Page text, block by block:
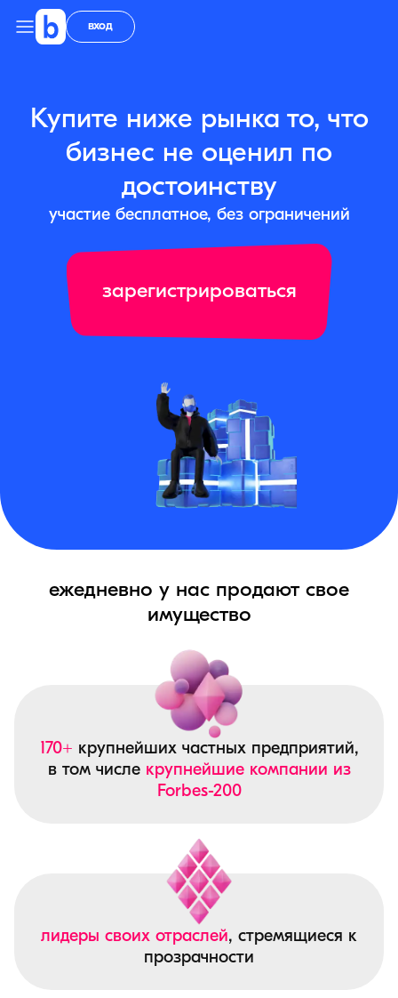
вход
Купите ниже рынка то, что
бизнес не оценил по
достоинству
участие бесплатное, без ограничений
зарегистрироваться
ежедневно у нас продают свое
имущество
170+ крупнейших частных предприятий,
в том числе крупнейшие компании из
Forbes-200
лидеры своих отраслей, стремящиеся к
прозрачности